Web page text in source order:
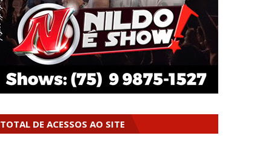
TOTAL DE ACESSOS AO SITE